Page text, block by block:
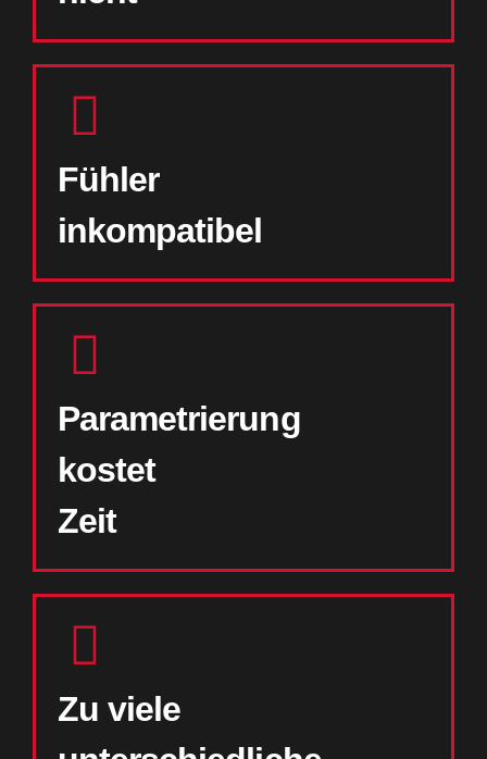
Fühler
inkompatibel
Parametrierung
kostet
Zeit
Zu viele